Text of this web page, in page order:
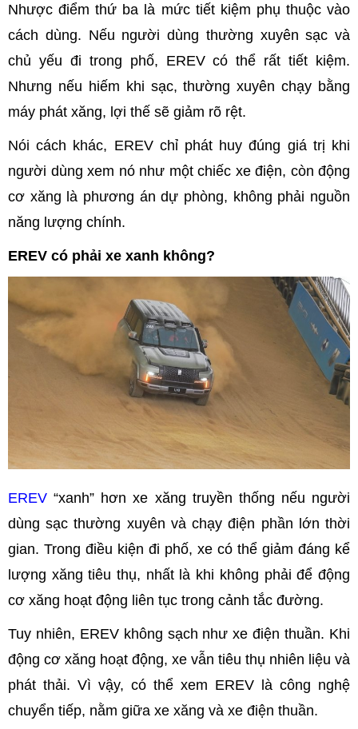
Nhược điểm thứ ba là mức tiết kiệm phụ thuộc vào
cách dùng. Nếu người dùng thường xuyên sạc và
chủ yếu đi trong phố, EREV có thể rất tiết kiệm.
Nhưng nếu hiếm khi sạc, thường xuyên chạy bằng
máy phát xăng, lợi thế sẽ giảm rõ rệt.
Nói cách khác, EREV chỉ phát huy đúng giá trị khi
người dùng xem nó như một chiếc xe điện, còn động
cơ xăng là phương án dự phòng, không phải nguồn
năng lượng chính.
EREV có phải xe xanh không?
EREV “xanh” hơn xe xăng truyền thống nếu người
dùng sạc thường xuyên và chạy điện phần lớn thời
gian. Trong điều kiện đi phố, xe có thể giảm đáng kể
lượng xăng tiêu thụ, nhất là khi không phải để động
cơ xăng hoạt động liên tục trong cảnh tắc đường.
Tuy nhiên, EREV không sạch như xe điện thuần. Khi
động cơ xăng hoạt động, xe vẫn tiêu thụ nhiên liệu và
phát thải. Vì vậy, có thể xem EREV là công nghệ
chuyển tiếp, nằm giữa xe xăng và xe điện thuần.